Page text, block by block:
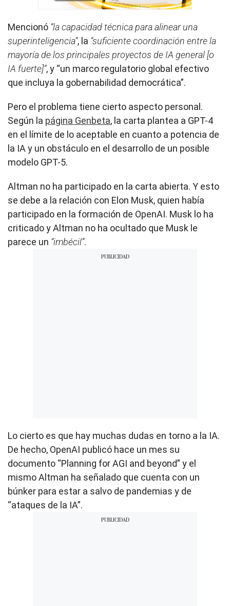
Mencionó “la capacidad técnica para alinear una
superinteligencia”, la “suficiente coordinación entre la
mayoría de los principales proyectos de IA general [o
IA fuerte]”, y “un marco regulatorio global efectivo
que incluya la gobernabilidad democrática”.
Pero el problema tiene cierto aspecto personal.
Según la página Genbeta, la carta plantea a GPT-4
en el límite de lo aceptable en cuanto a potencia de
la IA y un obstáculo en el desarrollo de un posible
modelo GPT-5.
Altman no ha participado en la carta abierta. Y esto
se debe a la relación con Elon Musk, quien había
participado en la formación de OpenAI. Musk lo ha
criticado y Altman no ha ocultado que Musk le
parece un “imbécil”.
Lo cierto es que hay muchas dudas en torno a la IA.
De hecho, OpenAI publicó hace un mes su
documento “Planning for AGI and beyond” y el
mismo Altman ha señalado que cuenta con un
búnker para estar a salvo de pandemias y de
“ataques de la IA”.